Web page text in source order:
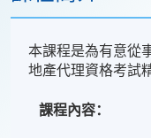
本課程是為有意從
地產代理
課程內容：